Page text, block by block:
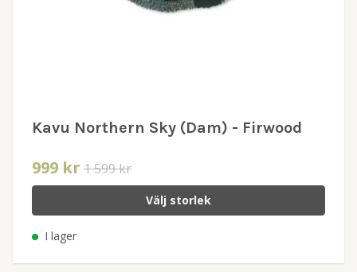
Kavu Northern Sky (Dam) - Firwood
999 kr 1 599 kr
Välj storlek
I lager